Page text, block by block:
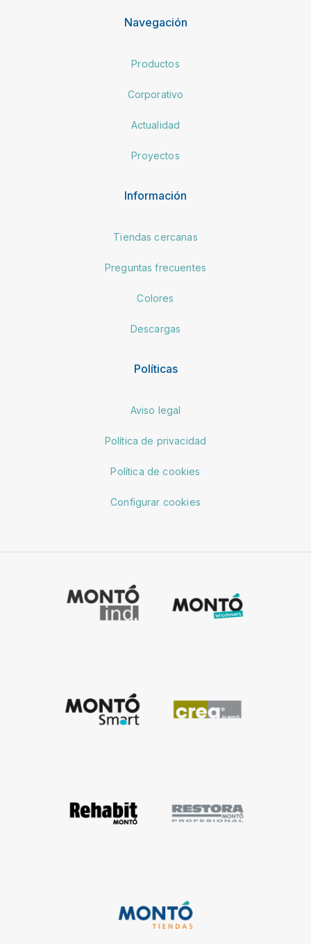
Navegación
Productos
Corporativo
Actualidad
Proyectos
Información
Tiendas cercanas
Preguntas frecuentes
Colores
Descargas
Políticas
Aviso legal
Política de privacidad
Política de cookies
Configurar cookies